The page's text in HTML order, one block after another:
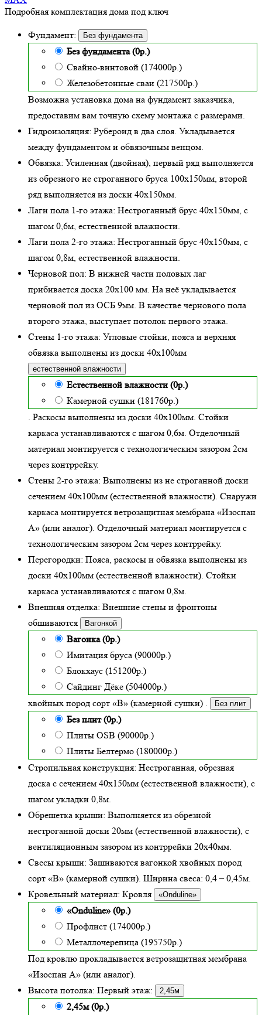
Подробная комплектация дома под ключ
Фундамент: Без фундамента
Без фундамента (0р.)
Свайно-винтовой (174000р.)
Железобетонные сваи (217500р.)
Возможна установка дома на фундамент заказчика,
предоставим вам точную схему монтажа с размерами.
Гидроизоляция: Рубероид в два слоя. Укладывается
между фундаментом и обвязочным венцом.
Обвязка: Усиленная (двойная), первый ряд выполняется
из обрезного не строганного бруса 100х150мм, второй
ряд выполняется из доски 40х150мм.
Лаги пола 1-го этажа: Нестроганный брус 40х150мм, с
шагом 0,6м, естественной влажности.
Лаги пола 2-го этажа: Нестроганный брус 40х150мм, с
шагом 0,8м, естественной влажности.
Черновой пол: В нижней части половых лаг
прибивается доска 20х100 мм. На неё укладывается
черновой пол из ОСБ 9мм. В качестве чернового пола
второго этажа, выступает потолок первого этажа.
Стены 1-го этажа: Угловые стойки, пояса и верхняя
обвязка выполнены из доски 40х100мм
естественной влажности
Естественной влажности (0р.)
Камерной сушки (181760р.)
. Раскосы выполнены из доски 40х100мм. Стойки
каркаса устанавливаются с шагом 0,6м. Отделочный
материал монтируется с технологическим зазором 2см
через контррейку.
Стены 2-го этажа: Выполнены из не строганной доски
сечением 40х100мм (естественной влажности). Снаружи
каркаса монтируется ветрозащитная мембрана «Изоспан
А» (или аналог). Отделочный материал монтируется с
технологическим зазором 2см через контррейку.
Перегородки: Пояса, раскосы и обвязка выполнены из
доски 40х100мм (естественной влажности). Стойки
каркаса устанавливаются с шагом 0,8м.
Внешняя отделка: Внешние стены и фронтоны
обшиваются
Вагонкой
Вагонка (0р.)
Имитация бруса (90000р.)
Блокхаус (151200р.)
Сайдинг Дёке (504000р.)
хвойных пород сорт «В» (камерной сушки) . Без плит
Без плит (0р.)
Плиты OSB (90000р.)
Плиты Белтермо (180000р.)
Стропильная конструкция: Нестроганная, обрезная
доска с сечением 40х150мм (естественной влажности), с
шагом укладки 0,8м.
Обрешетка крыши: Выполняется из обрезной
нестроганной доски 20мм (естественной влажности), с
вентиляционным зазором из контррейки 20х40мм.
Свесы крыши: Зашиваются вагонкой хвойных пород
сорт «В» (камерной сушки). Ширина свеса: 0,4 – 0,45м.
Кровельный материал: Кровля «Onduline»
«Onduline» (0р.)
Профлист (174000р.)
Металлочерепица (195750р.)
Под кровлю прокладывается ветрозащитная мембрана
«Изоспан А» (или аналог).
Высота потолка: Первый этаж: 2,45м
2,45м (0р.)